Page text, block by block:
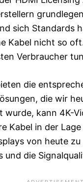
sich Standards
Kabel nicht so
Verbraucher
die
die wir
kann 4K-
Kabel in der
von heute
und die